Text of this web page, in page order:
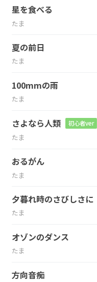
星を食べる
たま
夏の前日
たま
100mmの雨
たま
さよなら人類 初心者ver
たま
おるがん
たま
夕暮れ時のさびしさに
たま
オゾンのダンス
たま
方向音痴